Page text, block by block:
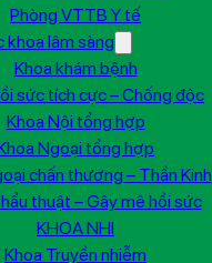
Phòng VTTB Y tế
khoa lâm sàng
Khoa khám bệnh
sức tích cực – Chống độc
Khoa Nội tổng hợp
Ngoại tổng hợp
chấn thương – Thần Kinh
thuật – Gây mê hồi sức
KHOA NHI
Khoa Truyền nhiễm